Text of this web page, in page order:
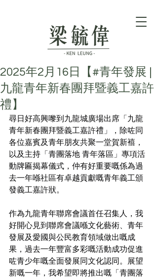
2025年2月16日【#青年發展 |
九龍青年新春團拜暨義工嘉許
禮】
尋日好高興嚟到九龍城廣場出席「九龍
青年新春團拜暨義工嘉許禮」，除咗同
各位嘉賓及青年朋友共聚一堂賀新鿋，
以及主持「青團落地 青年落區」專項活
動牌匾揭幕儀式，仲有好重要嘅係為過
去一年喺社區有卓越貢獻嘅青年義工頒
發義工嘉許狀。
作為九龍青年聯席會議首任召集人，我
好開心見到聯席會議喺文化藝術、青年
發展及愛國與公民教育領域做出嘅成
果，過去一年豐富多彩嘅活動成功促進
咗青少年嘅全面發展同文化認同。展望
新嘅一年，我希望即將推出嘅「青團落